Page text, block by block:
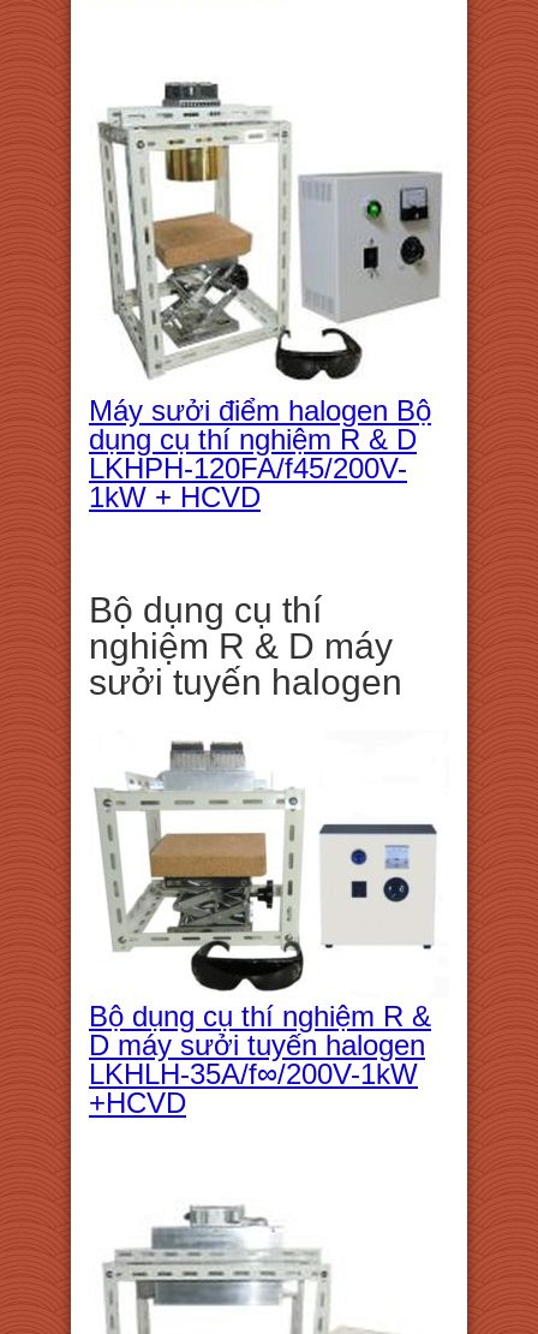
Máy sưởi điểm halogen Bộ
dụng cụ thí nghiệm R & D
LKHPH-120FA/f45/200V-
1kW + HCVD
Bộ dụng cụ thí
nghiệm R & D máy
sưởi tuyến halogen
Bộ dụng cụ thí nghiệm R &
D máy sưởi tuyến halogen
LKHLH-35A/f∞/200V-1kW
+HCVD